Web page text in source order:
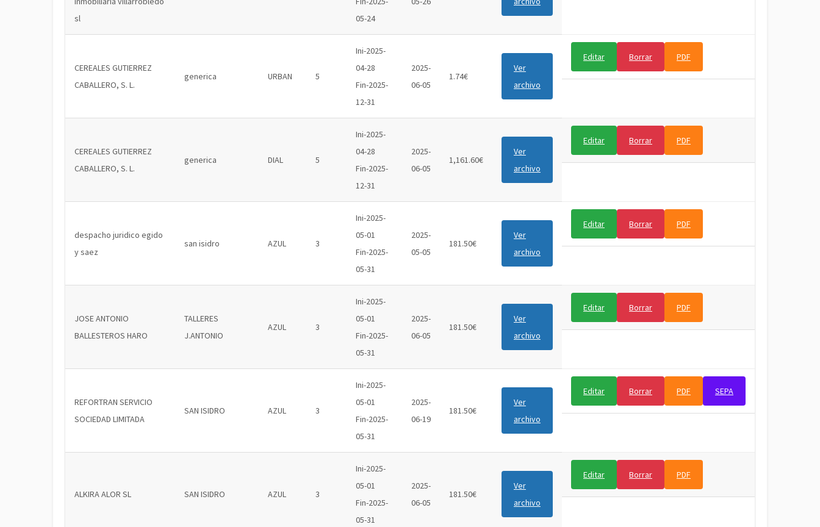
sl
05-24
CEREALES GUTIERREZ
CABALLERO, S. L.
generica URBAN 5
Ini-2025-
04-28
Fin-2025-
12-31
2025-
06-05
1.74€
Ver
archivo
Editar Borrar PDF
CEREALES GUTIERREZ
CABALLERO, S. L.
generica DIAL 5
Ini-2025-
04-28
Fin-2025-
12-31
2025-
06-05
1,161.60€
Ver
archivo
Editar Borrar PDF
despacho juridico egido
y saez
san isidro AZUL 3
Ini-2025-
05-01
Fin-2025-
05-31
2025-
05-05
181.50€
Ver
archivo
Editar Borrar PDF
JOSE ANTONIO
BALLESTEROS HARO
TALLERES
J.ANTONIO
AZUL 3
Ini-2025-
05-01
Fin-2025-
05-31
2025-
06-05
181.50€
Ver
archivo
Editar Borrar PDF
REFORTRAN SERVICIO
SOCIEDAD LIMITADA
SAN ISIDRO AZUL 3
Ini-2025-
05-01
Fin-2025-
05-31
2025-
06-19
181.50€
Ver
archivo
Editar Borrar PDF SEPA
ALKIRA ALOR SL SAN ISIDRO AZUL 3
Ini-2025-
05-01
Fin-2025-
05-31
2025-
06-05
181.50€
Ver
archivo
Editar Borrar PDF